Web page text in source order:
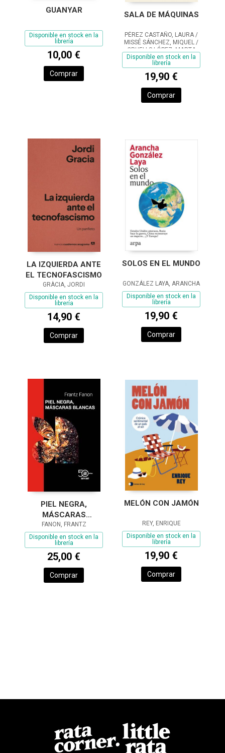
GUANYAR
Disponible en stock en la
librería
10,00 €
Comprar
SALA DE MÁQUINAS
PÉREZ CASTAÑO, LAURA /
MISSÉ SÁNCHEZ, MIQUEL /
CRUELLS LÓPEZ, MARTA
Disponible en stock en la
librería
19,90 €
Comprar
LA IZQUIERDA ANTE
EL TECNOFASCISMO
GRÀCIA, JORDI
Disponible en stock en la
librería
14,90 €
Comprar
SOLOS EN EL MUNDO
GONZÁLEZ LAYA, ARANCHA
Disponible en stock en la
librería
19,90 €
Comprar
PIEL NEGRA,
MÁSCARAS
BLANCAS
FANON, FRANTZ
Disponible en stock en la
librería
25,00 €
Comprar
MELÓN CON JAMÓN
REY, ENRIQUE
Disponible en stock en la
librería
19,90 €
Comprar